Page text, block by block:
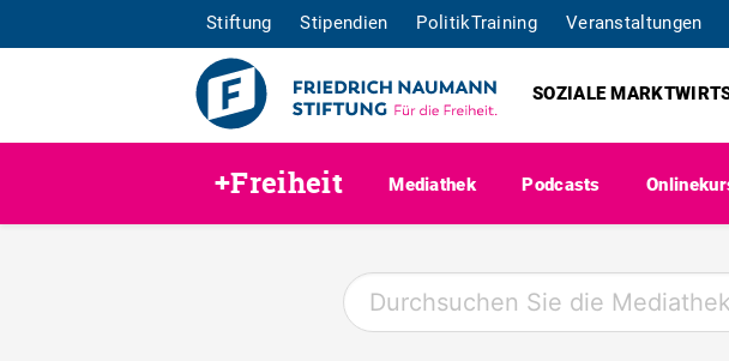
Stiftung Stipendien PolitikTraining Veranstaltungen
SOZIALE
+Freiheit Mediathek Podcasts